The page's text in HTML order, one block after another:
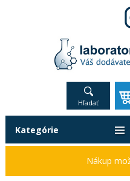
Hľadať
Kategórie
Nákup